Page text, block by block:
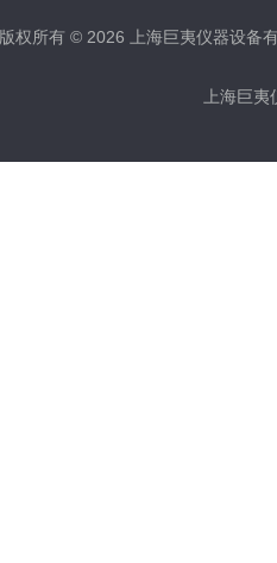
版权所有 © 2026 上海巨夷仪器设
上海巨